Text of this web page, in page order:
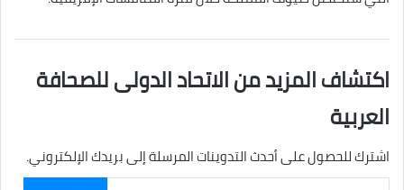
اكتشاف المزيد من الاتحاد الدولى للصحافة
العربية
اشترك للحصول على أحدث التدوينات المرسلة إلى بريدك الإلكتروني.